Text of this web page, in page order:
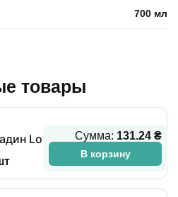
700 мл
товары
Loft
Сумма: 131.24 ₴
В корзину